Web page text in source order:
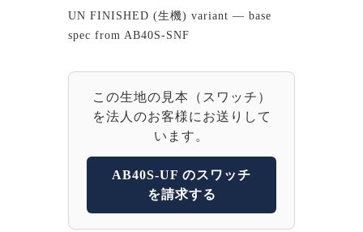
UN FINISHED (生機) variant — base
spec from AB40S-SNF
この生地の見本（スワッチ）
を法人のお客様にお送りして
います。
AB40S-UF のスワッチ
を請求する